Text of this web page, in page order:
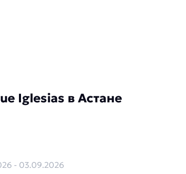
Iglesias в Астане
- 03.09.2026